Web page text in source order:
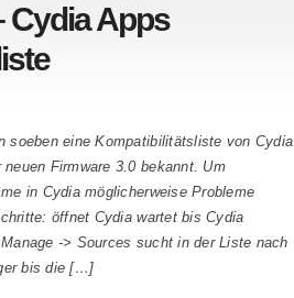
Cydia Apps
soeben eine Kompatibilitätsliste von Cydia
Firmware 3.0 bekannt. Um
in Cydia möglicherweise Probleme
öffnet Cydia wartet bis Cydia
-> Sources sucht in der Liste nach
bis die […]